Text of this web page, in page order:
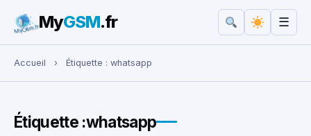
Rechercher :
MyGSM.fr ☰
Accueil › Étiquette : whatsapp
Étiquette :whatsapp